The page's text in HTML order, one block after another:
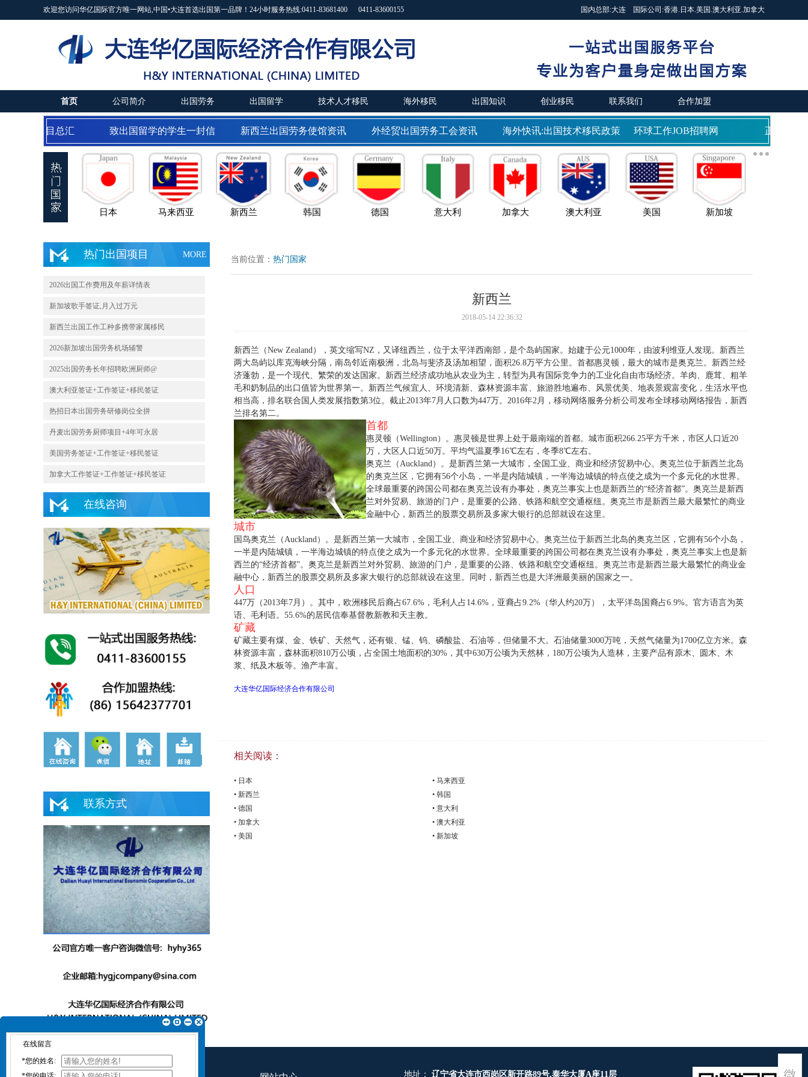
欢迎您访问华亿国际官方唯一网站,中国•大连首选出国第一品牌！24小时服务热线:0411-83681400 0411-83600155 国内总部:大连 国际公司:香港. 日本.美国 .澳大利亚.加拿大
首页 公司简介 出国劳务 出国留学 技术人才移民 海外移民 出国知识 创业移民 联系我们 合作加盟
劳务项目总汇 致出国留学的学生一封信 新西兰出国劳务使馆资讯 外经贸出国劳务工会资讯 海外快讯:出国技术移民政策 环球工作JOB招聘网 正规商务
日本 马来西亚 新西兰 韩国 德国 意大利 加拿大 澳大利亚 美国 新加坡
热门出国项目 MORE
2026出国工作费用及年薪详情表
新加坡歌手签证,月入过万元
新西兰出国工作工种多携带家属移民
2026新加坡出国劳务机场辅警
2025出国劳务长年招聘欧洲厨师@
澳大利亚签证+工作签证+移民签证
热招日本出国劳务研修岗位全拼
丹麦出国劳务厨师项目+4年可永居
美国劳务签证+工作签证+移民签证
加拿大工作签证+工作签证+移民签证
在线咨询
联系方式
当前位置： 热门国家
新西兰
2018-05-14 22:36:32
新西兰（New Zealand），英文缩写NZ，又译纽西兰，位于太平洋西南部，是个岛屿国家。始建于公元1000年，由波利维亚人发现。新西兰
两大岛屿以库克海峡分隔，南岛邻近南极洲，北岛与斐济及汤加相望，面积26.8万平方公里。首都惠灵顿，最大的城市是奥克兰。新西兰经
济蓬勃，是一个现代、繁荣的发达国家。新西兰经济成功地从农业为主，转型为具有国际竞争力的工业化自由市场经济。羊肉、鹿茸、粗羊
毛和奶制品的出口值皆为世界第一。新西兰气候宜人、环境清新、森林资源丰富、旅游胜地遍布、风景优美、地表景观富变化，生活水平也
相当高，排名联合国人类发展指数第3位。截止2013年7月人口数为447万。2016年2月，移动网络服务分析公司发布全球移动网络报告，新西
兰排名第二。
首都
惠灵顿（Wellington）。惠灵顿是世界上处于最南端的首都。城市面积266.25平方千米，市区人口近20
万，大区人口近50万。平均气温夏季16℃左右，冬季8℃左右。
奥克兰（Auckland）。是新西兰第一大城市，全国工业、商业和经济贸易中心。奥克兰位于新西兰北岛
的奥克兰区，它拥有56个小岛，一半是内陆城镇，一半海边城镇的特点使之成为一个多元化的水世界。
全球最重要的跨国公司都在奥克兰设有办事处，奥克兰事实上也是新西兰的“经济首都”。奥克兰是新西
兰对外贸易、旅游的门户，是重要的公路、铁路和航空交通枢纽。奥克兰市是新西兰最大最繁忙的商业
金融中心，新西兰的股票交易所及多家大银行的总部就设在这里。
城市
国鸟奥克兰（Auckland）。是新西兰第一大城市，全国工业、商业和经济贸易中心。奥克兰位于新西兰北岛的奥克兰区，它拥有56个小岛，
一半是内陆城镇，一半海边城镇的特点使之成为一个多元化的水世界。全球最重要的跨国公司都在奥克兰设有办事处，奥克兰事实上也是新
西兰的“经济首都”。奥克兰是新西兰对外贸易、旅游的门户，是重要的公路、铁路和航空交通枢纽。奥克兰市是新西兰最大最繁忙的商业金
融中心，新西兰的股票交易所及多家大银行的总部就设在这里。同时，新西兰也是大洋洲最美丽的国家之一。
人口
447万（2013年7月）。其中，欧洲移民后裔占67.6%，毛利人占14.6%，亚裔占9.2%（华人约20万），太平洋岛国裔占6.9%。官方语言为英
语、毛利语。55.6%的居民信奉基督教新教和天主教。
矿藏
矿藏主要有煤、金、铁矿、天然气，还有银、锰、钨、磷酸盐、石油等，但储量不大。石油储量3000万吨，天然气储量为1700亿立方米。森
林资源丰富，森林面积810万公顷，占全国土地面积的30%，其中630万公顷为天然林，180万公顷为人造林，主要产品有原木、圆木、木
浆、纸及木板等。渔产丰富。
大连华亿国际经济合作有限公司
相关阅读：
• 日本
• 马来西亚
• 新西兰
• 韩国
• 德国
• 意大利
• 加拿大
• 澳大利亚
• 美国
• 新加坡
地址： 辽宁省大连市西岗区新开路89号,泰华大厦A座11层
在线留言
*您的姓名: